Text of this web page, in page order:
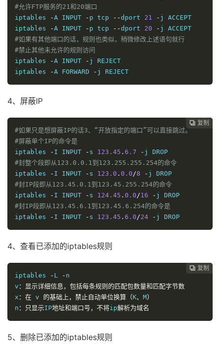
#允许FTP服务的21和20端口
iptables
-A INPUT - p tcp --dport 21 - j ACCEPT
iptables
-A INPUT - p tcp --dport 20 -
#如果有其他端口的话，规则也类似，稍微修改上述语句就行
#禁止其他未允许的规则访问
iptables
-A INPUT - j REJECT
iptables
-A FORWARD - j REJECT
4、屏蔽IP
 复制
 复制
 复制
 复制
 复制
 复制
 复制
 复制
 复制
#如果只是想屏蔽IP的话3、“开放指定的端口”可以直接跳过。
#屏蔽单个IP的命令是
iptables
- I INPUT - s 123.45 . 6.7 -
#封整个段即从123.0.0.1到123.255.255.254的命令
iptables
- I INPUT - s 123.0 . 0.0 /8 -
#封IP段即从123.45.0.1到123.45.255.254的命令
iptables
- I INPUT - s 124.45 . 0.0 /16 -
#封IP段即从123.45.6.1到123.45.6.254的命令是
iptables
- I INPUT - s 123.45 . 6.0 /24 - j DROP
4、查看已添加的iptables规则
 复制
 复制
 复制
 复制
 复制
 复制
 复制
 复制
iptables
- L - n
v ：显示详细信息，包括每条规则的匹配包数量和匹配字节数
x ：在 v 的基础上，禁止自动单位换算（K、 M）
n ：只显示IP地址和端口号，不将ip解析为域名
5、删除已添加的iptables规则